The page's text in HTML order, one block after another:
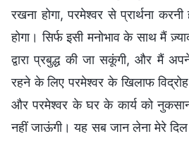
रखना होगा, परमेश्वर से प्रार्थना
होगा। सिर्फ इसी मनोभाव के साथ मैं
द्वारा प्रबुद्ध की जा सकूंगी, और मैं
रहने के लिए परमेश्वर के खिलाफ
और परमेश्वर के घर के कार्य को
नहीं जाऊंगी। यह सब जान लेना मेरे